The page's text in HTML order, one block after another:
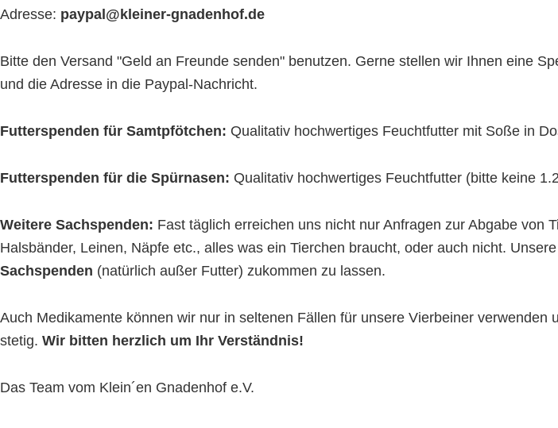
Adresse: paypal@kleiner-gnadenhof.de
Bitte den Versand "Geld an Freunde senden" benutzen. Gerne stellen wir Ihnen eine
und die Adresse in die Paypal-Nachricht.
Futterspenden für Samtpfötchen: Qualitativ hochwertiges Feuchtfutter mit Soße in
Futterspenden für die Spürnasen: Qualitativ hochwertiges Feuchtfutter (bitte keine
Weitere Sachspenden: Fast täglich erreichen uns nicht nur Anfragen zur Abgabe von
Halsbänder, Leinen, Näpfe etc., alles was ein Tierchen braucht, oder auch nicht.
Sachspenden (natürlich außer Futter) zukommen zu lassen.
Auch Medikamente können wir nur in seltenen Fällen für unsere Vierbeiner
stetig. Wir bitten herzlich um Ihr Verständnis!
Das Team vom Klein´en Gnadenhof e.V.